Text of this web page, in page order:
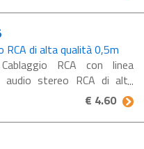
RCA di alta qualità 0,5m
RCA con linea
stereo RCA di alta
schermatura, intrecciato,
€ 4.60